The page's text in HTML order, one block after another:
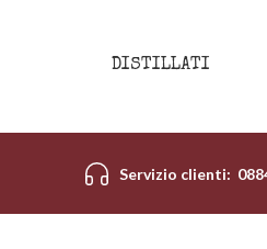
DISTILLATI
Servizio clienti: